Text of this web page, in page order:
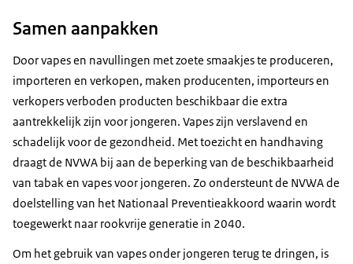
Samen aanpakken
Door vapes en navullingen met zoete smaakjes te produceren,
importeren en verkopen, maken producenten, importeurs en
verkopers verboden producten beschikbaar die extra
aantrekkelijk zijn voor jongeren. Vapes zijn verslavend en
schadelijk voor de gezondheid. Met toezicht en handhaving
draagt de NVWA bij aan de beperking van de beschikbaarheid
van tabak en vapes voor jongeren. Zo ondersteunt de NVWA de
doelstelling van het Nationaal Preventieakkoord waarin wordt
toegewerkt naar rookvrije generatie in 2040.
Om het gebruik van vapes onder jongeren terug te dringen, is